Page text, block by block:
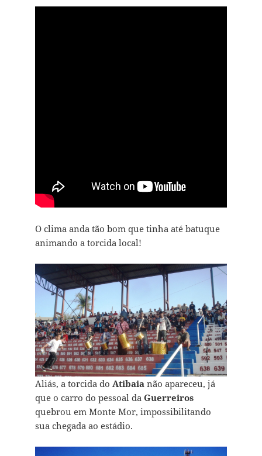
O clima anda tão bom que tinha até batuque
animando a torcida local!
Aliás, a torcida do Atibaia não apareceu, já
que o carro do pessoal da Guerreiros
quebrou em Monte Mor, impossibilitando
sua chegada ao estádio.